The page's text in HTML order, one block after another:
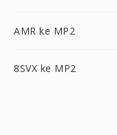
AMR ke MP2
8SVX ke MP2